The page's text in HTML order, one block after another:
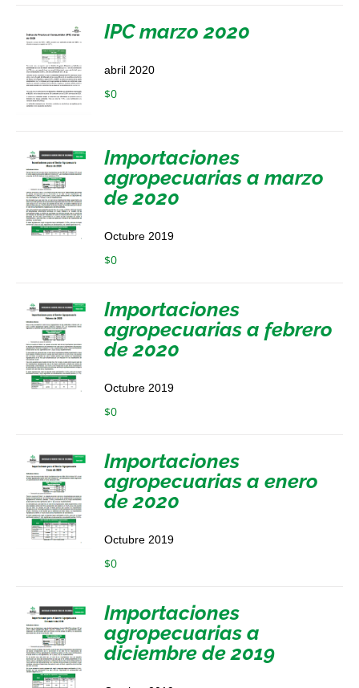
IPC marzo 2020
abril 2020
$0
Importaciones
agropecuarias a marzo
de 2020
Octubre 2019
$0
Importaciones
agropecuarias a febrero
de 2020
Octubre 2019
$0
Importaciones
agropecuarias a enero
de 2020
Octubre 2019
$0
Importaciones
agropecuarias a
diciembre de 2019